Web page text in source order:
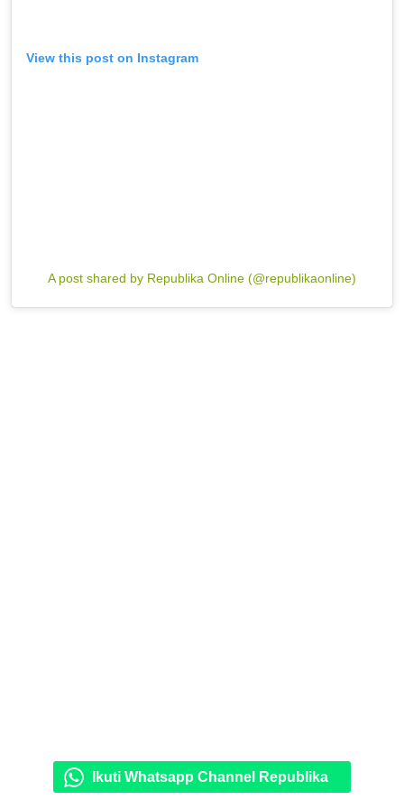
View this post on Instagram
A post shared by Republika Online (@republikaonline)
Ikuti Whatsapp Channel Republika